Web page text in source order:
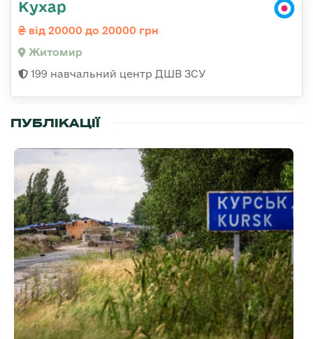
Кухар
від 20000 до 20000 грн
Житомир
199 навчальний центр ДШВ ЗСУ
ПУБЛІКАЦІЇ